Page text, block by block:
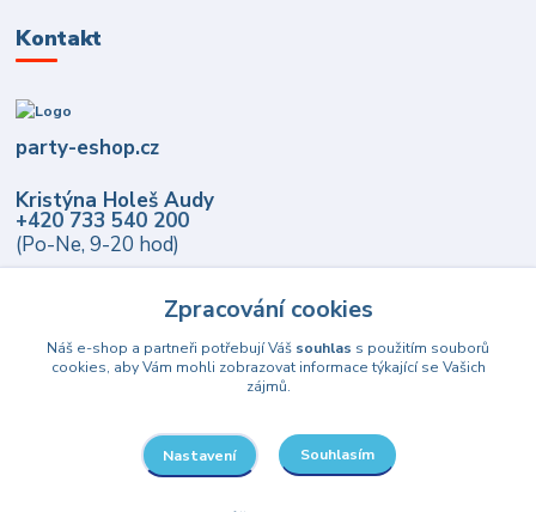
Kontakt
party-eshop.cz
Kristýna Holeš Audy
+420 733 540 200
(Po-Ne, 9-20 hod)
Upravit sběr cookies.
Zpracování cookies
Náš e-shop a partneři potřebují Váš souhlas s použitím souborů
cookies, aby Vám mohli zobrazovat informace týkající se Vašich
zájmů.
Nastavení Souhlasím